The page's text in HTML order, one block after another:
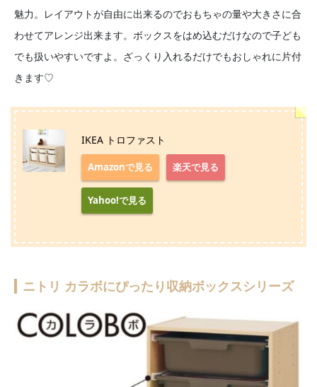
魅力。レイアウトが自由に出来るのでおもちゃの量や大きさに合
わせてアレンジ出来ます。ボックスをはめ込むだけなので子ども
でも扱いやすいですよ。ざっくり入れるだけでもおしゃれに片付
きます♡
IKEA トロファスト
Amazonで見る 楽天で見る
Yahoo!で見る
ニトリ カラボにぴったり収納ボックスシリーズ